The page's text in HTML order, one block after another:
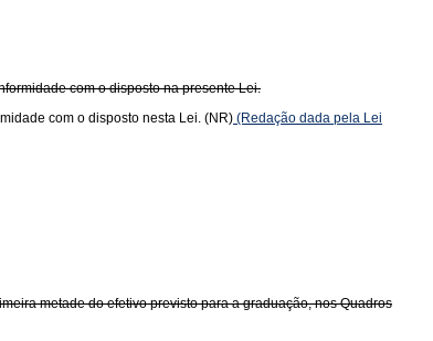
com o disposto na presente Lei.
com o disposto nesta Lei. (NR) (Redação dada pela Lei
metade do efetivo previsto para a graduação, nos Quadros